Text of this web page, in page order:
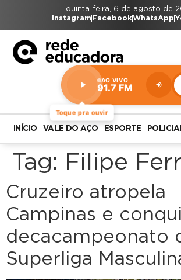
quinta-feira, 6 de agosto de
Instagram FacebookWhatsApp
Toque pra ouvir
AO VIVO
91.7 FM
Estação:
91.7
FM
INÍCIO VALE DO AÇO ESPORTE
Tag: Filipe
Cruzeiro atropela
Campinas e
decacampeonato
Superliga